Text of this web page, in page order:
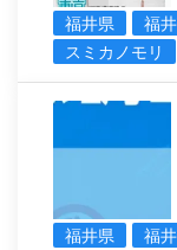
福井県
福
スミカノモリ
福井県 福